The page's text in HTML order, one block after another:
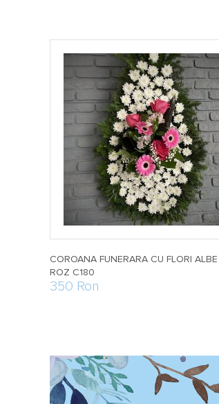
COROANA FUNERARA CU FLORI ALBE
ROZ C180
350 Ron